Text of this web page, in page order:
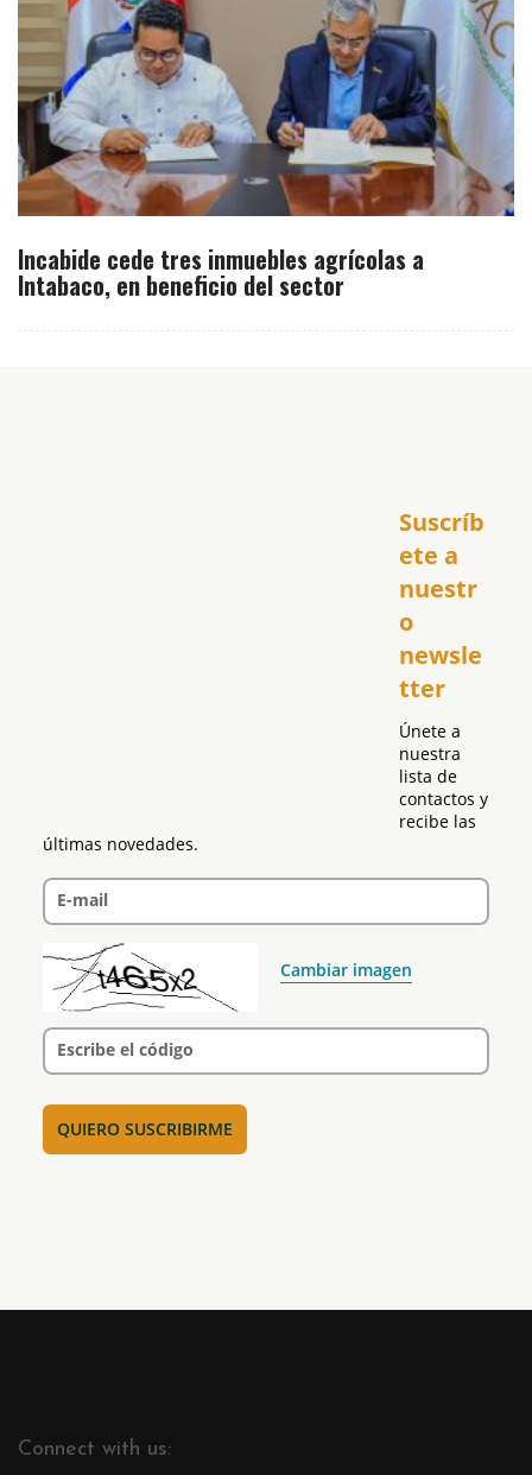
Incabide cede tres inmuebles agrícolas a
Intabaco, en beneficio del sector
Suscríb
ete a
nuestr
o
newsle
tter
Únete a
nuestra
lista de
contactos y
recibe las
últimas novedades.
E-mail
Cambiar imagen
Escribe el código
Connect with us: